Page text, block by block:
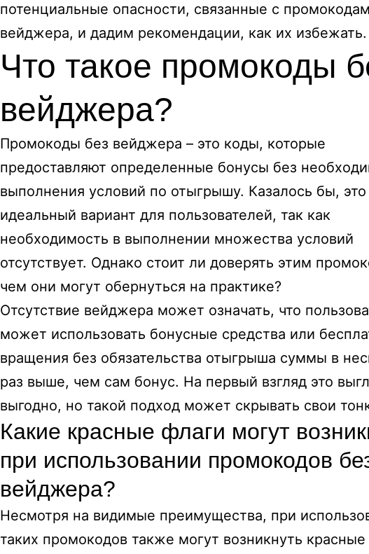
потенциальные опасности, связанные с
вейджера, и дадим рекомендации, как их избежать.
Что такое промокоды
вейджера?
Промокоды без вейджера – это коды, которые
предоставляют определенные бонусы без
выполнения условий по отыгрышу. Казалось бы, это
идеальный вариант для пользователей, так как
необходимость в выполнении множества условий
отсутствует. Однако стоит ли доверять этим
чем они могут обернуться на практике?
Отсутствие вейджера может означать, что
может использовать бонусные средства или
вращения без обязательства отыгрыша суммы в
раз выше, чем сам бонус. На первый взгляд это
выгодно, но такой подход может скрывать свои
Какие красные флаги могут
при использовании промокодов
вейджера?
Несмотря на видимые преимущества, при
таких промокодов также могут возникнуть красные